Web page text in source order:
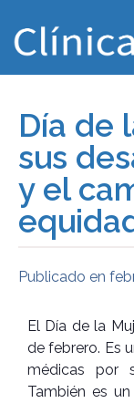
Día de
sus
y el
Publicado en
El Día de la
de febrero. Es
médicas por
También es